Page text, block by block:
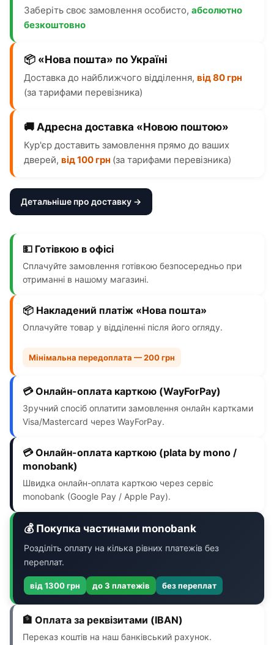
Заберіть своє замовлення особисто, абсолютно
безкоштовно
📦 «Нова пошта» по Україні
Доставка до найближчого відділення, від 80 грн
(за тарифами перевізника)
🚚 Адресна доставка «Новою поштою»
Кур'єр доставить замовлення прямо до ваших
дверей, від 100 грн (за тарифами перевізника)
Детальніше про доставку →
💵 Готівкою в офісі
Сплачуйте замовлення готівкою безпосередньо при
отриманні в нашому магазині.
📦 Накладений платіж «Нова пошта»
Оплачуйте товар у відділенні після його огляду.
Мінімальна передоплата — 200 грн
💳 Онлайн-оплата карткою (WayForPay)
Зручний спосіб оплатити замовлення онлайн картками
Visa/Mastercard через WayForPay.
💳 Онлайн-оплата карткою (plata by mono /
monobank)
Швидка онлайн-оплата карткою через сервіс
monobank (Google Pay / Apple Pay).
💰 Покупка частинами monobank
Розділіть оплату на кілька рівних платежів без
переплат.
від 1300 грн до 3 платежів без переплат
🏦 Оплата за реквізитами (IBAN)
Переказ коштів на наш банківський рахунок.